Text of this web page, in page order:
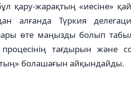
қару-жарақтың «иесіне»
алғанда Түркия
өте маңызды бо­лып
тағ­дырын және
болашағын айқындайды.